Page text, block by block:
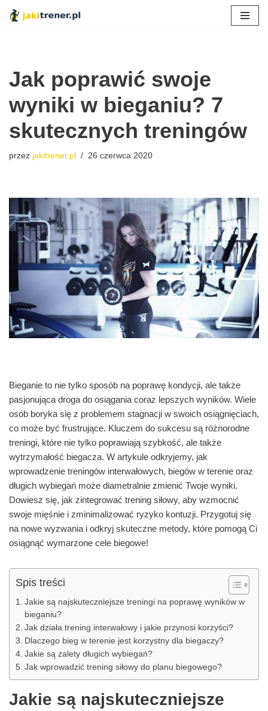
Jak poprawić swoje
wyniki w bieganiu? 7
skutecznych treningów
przez jakitrener.pl 26 czerwca 2020
Bieganie to nie tylko sposób na poprawę kondycji, ale także
pasjonująca droga do osiągania coraz lepszych wyników. Wiele
osób boryka się z problemem stagnacji w swoich osiągnięciach,
co może być frustrujące. Kluczem do sukcesu są różnorodne
treningi, które nie tylko poprawiają szybkość, ale także
wytrzymałość biegacza. W artykule odkryjemy, jak
wprowadzenie treningów interwałowych, biegów w terenie oraz
długich wybiegań może diametralnie zmienić Twoje wyniki.
Dowiesz się, jak zintegrować trening siłowy, aby wzmocnić
swoje mięśnie i zminimalizować ryzyko kontuzji. Przygotuj się
na nowe wyzwania i odkryj skuteczne metody, które pomogą Ci
osiągnąć wymarzone cele biegowe!
Spis treści
Jakie są najskuteczniejsze treningi na poprawę wyników w
bieganiu?
Jak działa trening interwałowy i jakie przynosi korzyści?
Dlaczego bieg w terenie jest korzystny dla biegaczy?
Jakie są zalety długich wybiegań?
Jak wprowadzić trening siłowy do planu biegowego?
Jakie są najskuteczniejsze